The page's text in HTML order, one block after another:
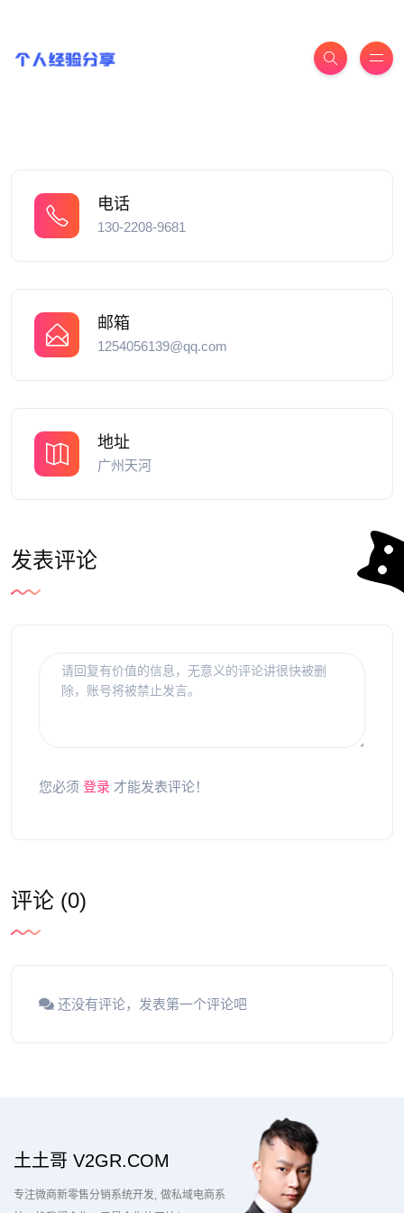
电话
130-2208-9681
邮箱
1254056139@qq.com
地址
广州天河
发表评论
您必须 登录 才能发表评论！
评论 (0)
还没有评论，发表第一个评论吧
土土哥 V2GR.COM
专注微商新零售分销系统开发 做私域电商系